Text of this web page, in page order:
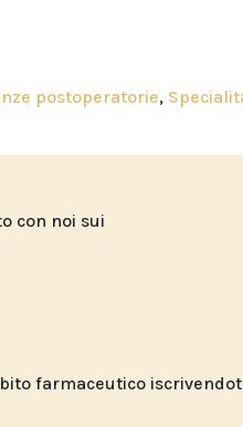
postoperatorie,
con noi sui
farmaceutico